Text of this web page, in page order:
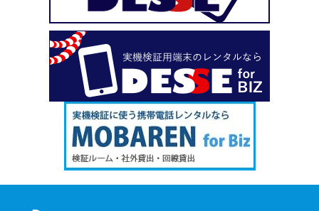
デッセがスマホのレンタルと並行して展開しているのが、
ポケットwifiのレンタルサービスです。 街中にもフリーwifi
はありますが、通信速度に難があったり接続に制限があっ
たりと不便な面も否めません。 それらの影響を受けず、
電波圏内ならいつでも快適にインターネットを楽しめるポ
ケットwifiをレンタルでお得にご利用いただけます。 ご希
望の際はお気軽にご相談ください。
レンタルスマホには通話・通信以外にも様々な利用方法が
あります。 例えば、スマホ用アプリの開発における実機